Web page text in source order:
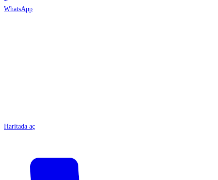
WhatsApp
Haritada aç